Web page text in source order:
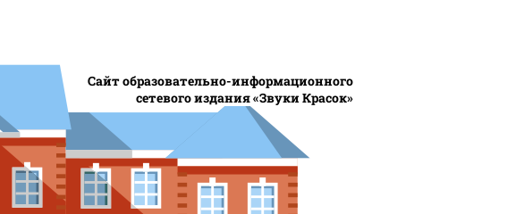
Сайт образовательно-информационного
сетевого издания «Звуки Красок»